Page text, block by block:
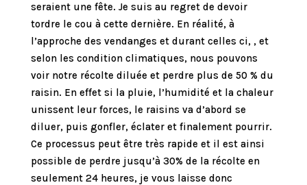
seraient une fête. Je suis au regret de devoir
tordre le cou à cette dernière. En réalité, à
l’approche des vendanges et durant celles ci, , et
selon les condition climatiques, nous pouvons
voir notre récolte diluée et perdre plus de 50 % du
raisin. En effet si la pluie, l’humidité et la chaleur
unissent leur forces, le raisins va d’abord se
diluer, puis gonfler, éclater et finalement pourrir.
Ce processus peut être très rapide et il est ainsi
possible de perdre jusqu’à 30% de la récolte en
seulement 24 heures, je vous laisse donc